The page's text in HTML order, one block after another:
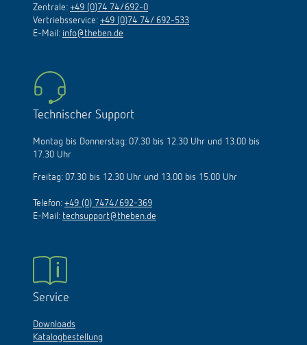
Zentrale: +49 (0)74 74/692-0
Vertriebsservice: +49 (0)74 74/ 692-533
E-Mail: info@theben.de
Technischer Support
Montag bis Donnerstag: 07.30 bis 12.30 Uhr und 13.00 bis
17.30 Uhr
Freitag: 07.30 bis 12.30 Uhr und 13.00 bis 15.00 Uhr
Telefon: +49 (0) 7474/692-369
E-Mail: techsupport@theben.de
Service
Downloads
Katalogbestellung